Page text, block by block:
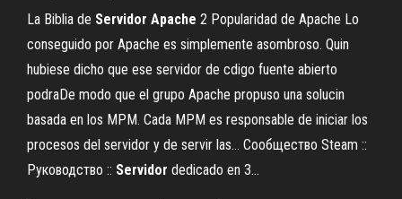
La Biblia de Servidor Apache 2 Popularidad de Apache Lo
conseguido por Apache es simplemente asombroso. Quin
hubiese dicho que ese servidor de cdigo fuente abierto
podraDe modo que el grupo Apache propuso una solucin
basada en los MPM. Cada MPM es responsable de iniciar los
procesos del servidor y de servir las... Сообщество Steam ::
Руководство :: Servidor dedicado en 3…